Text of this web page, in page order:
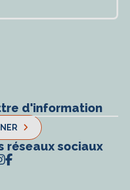
d'information
réseaux sociaux